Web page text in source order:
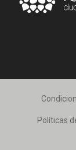
Políticas